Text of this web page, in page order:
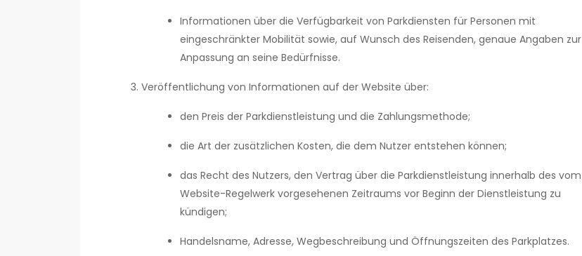
Informationen über die Verfügbarkeit von Parkdiensten für Personen mit
eingeschränkter Mobilität sowie, auf Wunsch des Reisenden, genaue Angaben zur
Anpassung an seine Bedürfnisse.
Veröffentlichung von Informationen auf der Website über:
den Preis der Parkdienstleistung und die Zahlungsmethode;
die Art der zusätzlichen Kosten, die dem Nutzer entstehen können;
das Recht des Nutzers, den Vertrag über die Parkdienstleistung innerhalb des vom
Website-Regelwerk vorgesehenen Zeitraums vor Beginn der Dienstleistung zu
kündigen;
Handelsname, Adresse, Wegbeschreibung und Öffnungszeiten des Parkplatzes.